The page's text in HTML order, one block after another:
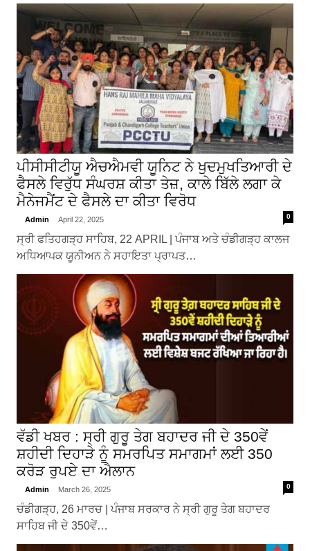
ਪੀਸੀਸੀਟੀਯੂ ਐਚਐਮਵੀ ਯੂਨਿਟ ਨੇ ਖੁਦਮੁਖਤਿਆਰੀ ਦੇ
ਫੈਸਲੇ ਵਿਰੁੱਧ ਸੰਘਰਸ਼ ਕੀਤਾ ਤੇਜ਼, ਕਾਲੇ ਬਿੱਲੇ ਲਗਾ ਕੇ
ਮੈਨੇਜਮੈਂਟ ਦੇ ਫੈਸਲੇ ਦਾ ਕੀਤਾ ਵਿਰੋਧ
Admin April 22, 2025 0
ਸ੍ਰੀ ਫਤਿਹਗੜ੍ਹ ਸਾਹਿਬ, 22 APRIL | ਪੰਜਾਬ ਅਤੇ ਚੰਡੀਗੜ੍ਹ ਕਾਲਜ
ਅਧਿਆਪਕ ਯੂਨੀਅਨ ਨੇ ਸਹਾਇਤਾ ਪ੍ਰਾਪਤ…
ਵੱਡੀ ਖਬਰ : ਸ੍ਰੀ ਗੁਰੂ ਤੇਗ ਬਹਾਦਰ ਜੀ ਦੇ 350ਵੇਂ
ਸ਼ਹੀਦੀ ਦਿਹਾੜੇ ਨੂੰ ਸਮਰਪਿਤ ਸਮਾਗਮਾਂ ਲਈ 350
ਕਰੋੜ ਰੁਪਏ ਦਾ ਐਲਾਨ
Admin March 26, 2025 0
ਚੰਡੀਗੜ੍ਹ, 26 ਮਾਰਚ | ਪੰਜਾਬ ਸਰਕਾਰ ਨੇ ਸ੍ਰੀ ਗੁਰੂ ਤੇਗ ਬਹਾਦਰ
ਸਾਹਿਬ ਜੀ ਦੇ 350ਵੇਂ…